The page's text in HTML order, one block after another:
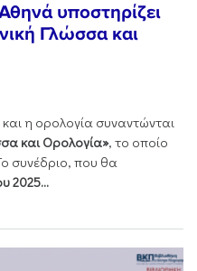
υποστηρίζει
Γλώσσα και
η ορολογία συναντώνται
και Ορολογία», το οποίο
συνέδριο, που θα
2025...